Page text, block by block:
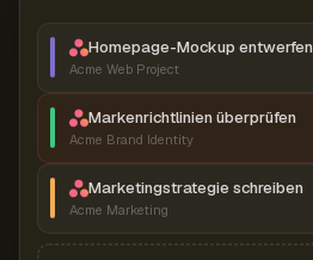
Homepage-Mockup entwerfen
Acme Web Project
Markenrichtlinien überprüfen
Acme Brand Identity
Marketingstrategie schreiben
Acme Marketing